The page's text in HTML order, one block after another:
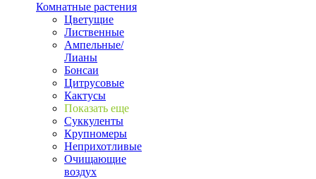
Комнатные растения
Цветущие
Лиственные
Ампельные/
Лианы
Бонсаи
Цитрусовые
Кактусы
Показать еще
Суккуленты
Крупномеры
Неприхотливые
Очищающие
воздух